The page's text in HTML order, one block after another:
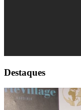
Destaques